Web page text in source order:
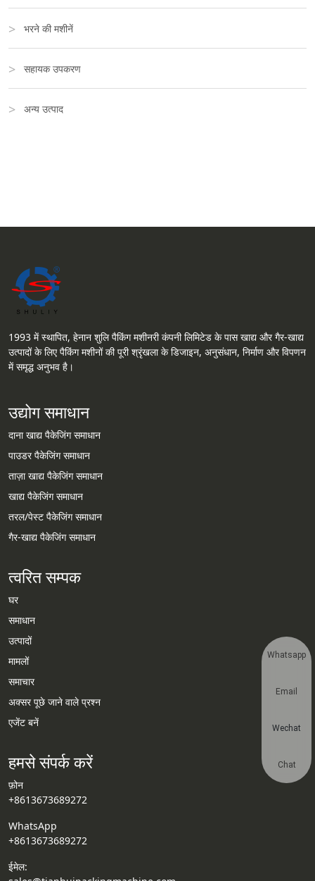
भरने की मशीनें
सहायक उपकरण
अन्य उत्पाद
1993 में स्थापित, हेनान शुलि पैकिंग मशीनरी कंपनी लिमिटेड के पास खाद्य और गैर-खाद्य
उत्पादों के लिए पैकिंग मशीनों की पूरी श्रृंखला के डिजाइन, अनुसंधान, निर्माण और विपणन
में समृद्ध अनुभव है।
उद्योग समाधान
दाना खाद्य पैकेजिंग समाधान
पाउडर पैकेजिंग समाधान
ताज़ा खाद्य पैकेजिंग समाधान
खाद्य पैकेजिंग समाधान
तरल/पेस्ट पैकेजिंग समाधान
गैर-खाद्य पैकेजिंग समाधान
त्वरित सम्पक
घर
समाधान
उत्पादों
मामलों
समाचार
अक्सर पूछे जाने वाले प्रश्न
एजेंट बनें
हमसे संपर्क करें
फ़ोन
+8613673689272
WhatsApp
+8613673689272
ईमेल:
Whatsapp
Email
Wechat
Chat